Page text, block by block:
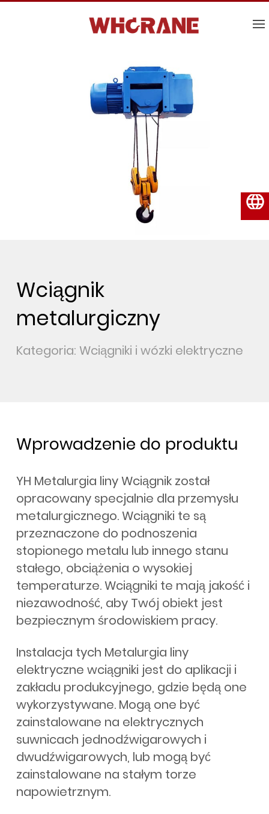
Wciągnik
metalurgiczny
Kategoria: Wciągniki i wózki elektryczne
Wprowadzenie do produktu
YH Metalurgia liny Wciągnik został
opracowany specjalnie dla przemysłu
metalurgicznego. Wciągniki te są
przeznaczone do podnoszenia
stopionego metalu lub innego stanu
stałego, obciążenia o wysokiej
temperaturze. Wciągniki te mają jakość i
niezawodność, aby Twój obiekt jest
bezpiecznym środowiskiem pracy.
Instalacja tych Metalurgia liny
elektryczne wciągniki jest do aplikacji i
zakładu produkcyjnego, gdzie będą one
wykorzystywane. Mogą one być
zainstalowane na elektrycznych
suwnicach jednodźwigarowych i
dwudźwigarowych, lub mogą być
zainstalowane na stałym torze
napowietrznym.
Polski